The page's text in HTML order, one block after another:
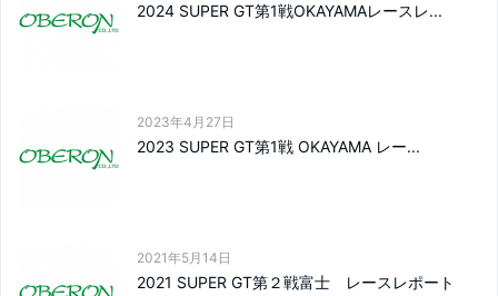
2024 SUPER GT第1戦OKAYAMAレースレ...
2023年4月27日
2023 SUPER GT第1戦 OKAYAMA レー...
2021年5月14日
2021 SUPER GT第２戦富士 レースレポート